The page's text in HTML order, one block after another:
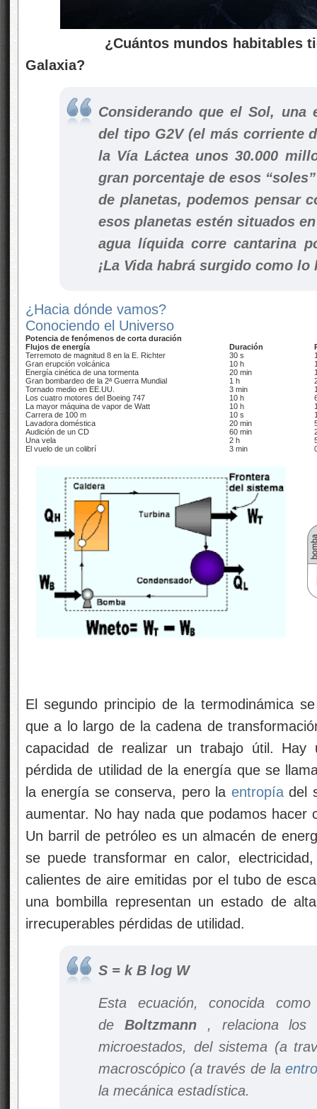
¿Cuántos mundos habitables
Galaxia?
Considerando que el Sol, una
del tipo G2V (el más corriente
la Vía Láctea unos 30.000
gran porcentaje de esos
de planetas, podemos pensar
esos planetas estén situados
agua líquida corre cantarina
¡La Vida habrá surgido como
¿Hacia dónde vamos?
Conociendo el Universo
Potencia de fenómenos de corta duración
Flujos de energía
Duración
Terremoto de magnitud 8 en la E. Richter
30 s
Gran erupción volcánica
10 h
Energía cinética de una tormenta
20 min
Gran bombardeo de la 2ª Guerra Mundial
1 h
Tornado medio en EE.UU.
3 min
Los cuatro motores del Boeing 747
10 h
La mayor máquina de vapor de Watt
10 h
Carrera de 100 m
10 s
Lavadora doméstica
20 min
Audición de un CD
60 min
Una vela
2 h
El vuelo de un colibrí
3 min
El segundo principio de la termodinámica
que a lo largo de la cadena de
capacidad de realizar un trabajo útil. Hay
pérdida de utilidad de la energía que se
la energía se conserva, pero la entropíadel
aumentar. No hay nada que podamos hacer
Un barril de petróleo es un almacén de
se puede transformar en calor,
calientes de aire emitidas por el tubo de
una bombilla representan un estado de
irrecuperables pérdidas de utilidad.
S = k B log W
Esta ecuación, conocida
de Boltzmann, relaciona los
microestados, del sistema (a
macroscópico (a través de la
la mecánica estadística.